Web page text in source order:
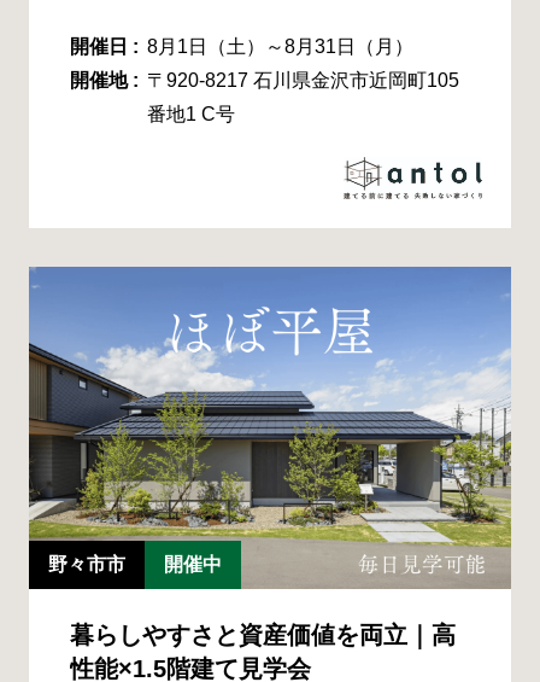
開催日 : 8月1日（土）～8月31日（月）
開催地 : 〒920-8217 石川県金沢市近岡町105
番地1 C号
野々市市 開催中
暮らしやすさと資産価値を両立｜高
性能×1.5階建て見学会